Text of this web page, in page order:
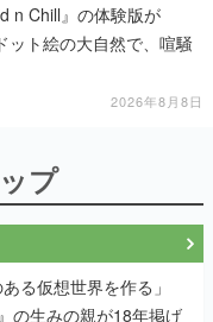
n Chill』の体験版が
ット絵の大自然で、喧騒
2026年8月8日
プ
る仮想世界を作る」
の生みの親が18年掲げ